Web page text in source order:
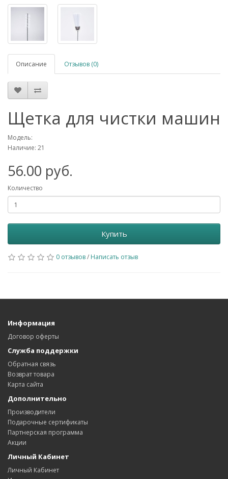
Описание Отзывов (0)
Щетка для чистки машин
Модель:
Наличие: 21
56.00 руб.
Количество
Купить
0 отзывов/ Написать отзыв
Информация
Договор оферты
Служба поддержки
Обратная связь
Возврат товара
Карта сайта
Дополнительно
Производители
Подарочные сертификаты
Партнерская программа
Акции
Личный Кабинет
Личный Кабинет